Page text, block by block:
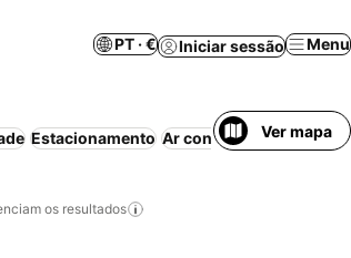
PT · € Iniciar sessão Menu
Estacionamento Ar condicionadoVer mapa
os resultados